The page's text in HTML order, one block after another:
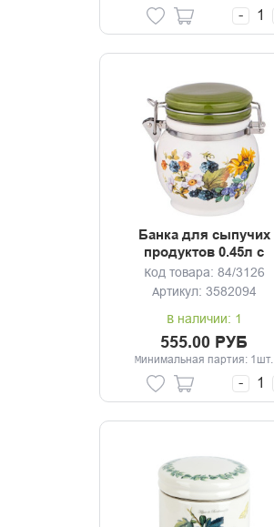
-
Банка для сыпучих
продуктов 0.45л с
клипсой Урожай
Код товара: 84/3126
Артикул: 3582094
В наличии: 1
555.00 РУБ
Минимальная партия: 1шт.
-